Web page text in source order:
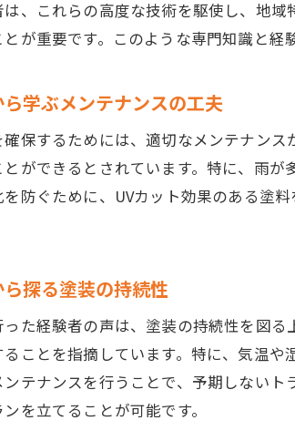
静岡
塗装
、これらの高度な技術を駆使し、地
が重要です。このような専門知識と
学ぶメンテナンスの工夫
保するためには、適切なメンテナン
ができるとされています。特に、雨
防ぐために、UVカット効果のある塗
探る塗装の持続性
た経験者の声は、塗装の持続性を図
ことを指摘しています。特に、気温
テナンスを行うことで、予期しない
を立てることが可能です。